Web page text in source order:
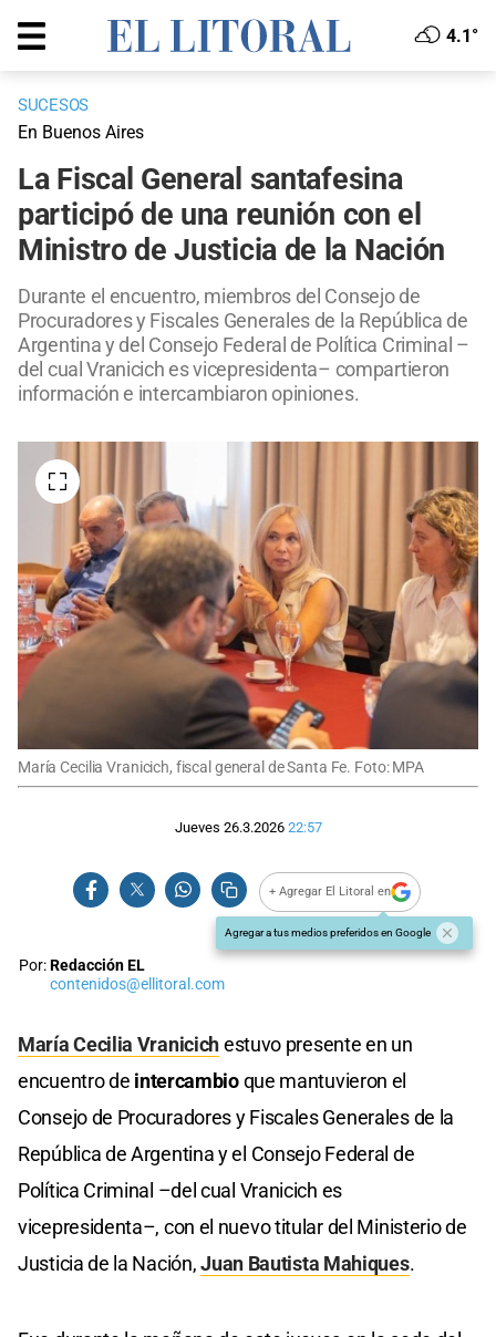
4.1°
SUCESOS
En Buenos Aires
La Fiscal General santafesina
participó de una reunión con el
Ministro de Justicia de la Nación
Durante el encuentro, miembros del Consejo de
Procuradores y Fiscales Generales de la República de
Argentina y del Consejo Federal de Política Criminal –
del cual Vranicich es vicepresidenta– compartieron
información e intercambiaron opiniones.
María Cecilia Vranicich, fiscal general de Santa Fe. Foto: MPA
Jueves 26.3.2026 22:57
+ Agregar El Litoral en
Agregar a tus medios preferidos en Google
Por:Redacción EL
contenidos@ellitoral.com
María Cecilia Vranicichestuvo presente en un
encuentro de intercambioque mantuvieron el
Consejo de Procuradores y Fiscales Generales de la
República de Argentina y el Consejo Federal de
Política Criminal –del cual Vranicich es
vicepresidenta–, con el nuevo titular del Ministerio de
Justicia de la Nación,Juan Bautista Mahiques.